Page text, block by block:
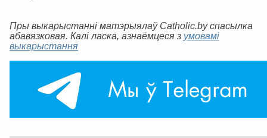
Пры выкарыстанні матэрыялаў Catholic.by спасылка
абавязковая. Калі ласка, азнаёмцеся з умовамі
выкарыстання